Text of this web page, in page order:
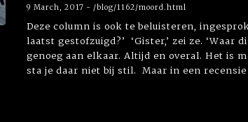
9 March, 2017 - /blog/1162/moord.html
Deze column is ook te beluisteren,
laatst gestofzuigd?’ ‘Gister,’ zei ze.
genoeg aan elkaar. Altijd en overal. Het is
sta je daar niet bij stil. Maar in een recensie